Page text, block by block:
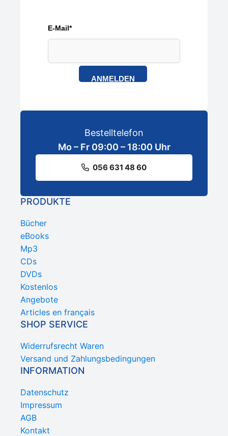
E-Mail*
ANMELDEN
Bestelltelefon
Mo – Fr 09:00 – 18:00 Uhr
056 631 48 60
PRODUKTE
Bücher
eBooks
Mp3
CDs
DVDs
Kostenlos
Angebote
Articles en français
SHOP SERVICE
Widerrufsrecht Waren
Versand und Zahlungsbedingungen
INFORMATION
Datenschutz
Impressum
AGB
Kontakt